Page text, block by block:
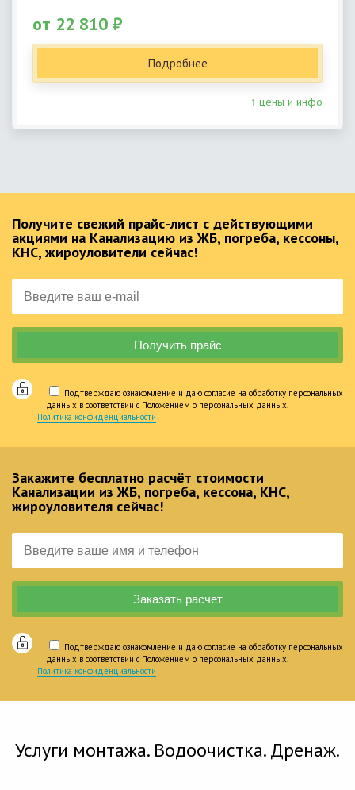
от 22 810 ₽
Подробнее
↑ цены и инфо
Получите свежий прайс-лист с действующими
акциями на Канализацию из ЖБ, погреба, кессоны,
КНС, жироуловители сейчас!
Подтверждаю ознакомление и даю согласие на обработку персональных
данных в соответствии с Положением о персональных данных.
Политика конфиденциальности
Закажите бесплатно расчёт стоимости
Канализации из ЖБ, погреба, кессона, КНС,
жироуловителя сейчас!
Подтверждаю ознакомление и даю согласие на обработку персональных
данных в соответствии с Положением о персональных данных.
Политика конфиденциальности
Услуги монтажа. Водоочистка. Дренаж.